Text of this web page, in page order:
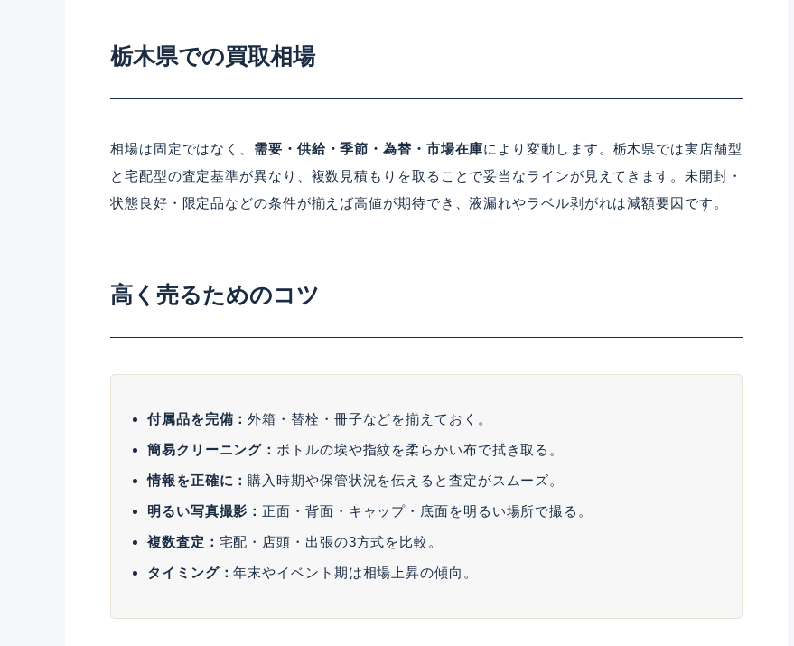
栃木県での買取相場
相場は固定ではなく、 需要・供給・季節・為替・市場在庫により変動します。栃木県では実店舗型
と宅配型の査定基準が異なり、複数見積もりを取ることで妥当なラインが見えてきます。未開封・
状態良好・限定品などの条件が揃えば高値が期待でき、液漏れやラベル剥がれは減額要因です。
高く売るためのコツ
付属品を完備：外箱・替栓・冊子などを揃えておく。
簡易クリーニング： ボトルの埃や指紋を柔らかい布で拭き取る。
情報を正確に： 購入時期や保管状況を伝えると査定がスムーズ。
明るい写真撮影： 正面・背面・キャップ・底面を明るい場所で撮る。
複数査定： 宅配・店頭・出張の3方式を比較。
タイミング：年末やイベント期は相場上昇の傾向。